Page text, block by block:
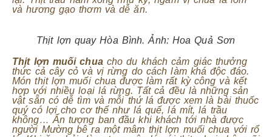
và hương gạo thơm và dễ ăn.
Thịt lợn quay Hòa Bình. Ảnh: Hoa Quả Sơn
Thịt lợn muối chuacho du khách cảm giác thưởng
thức cả cây cỏ và vị rừng do cách làm khá độc đáo.
Món thịt lợn muối chua được làm rất kỳ công và kết
hợp với nhiều loại lá rừng. Tất cả đều là những sản
vật sẵn có dễ tìm và mỗi thứ lá được xem là bài thuốc
quý có lợi cho cơ thể như lá quế, lá mít, lá trầu
không… Ấn tượng ban đầu khi khách tới nhà được
người Mường bê ra một mâm thịt lợn muối chua với rổ